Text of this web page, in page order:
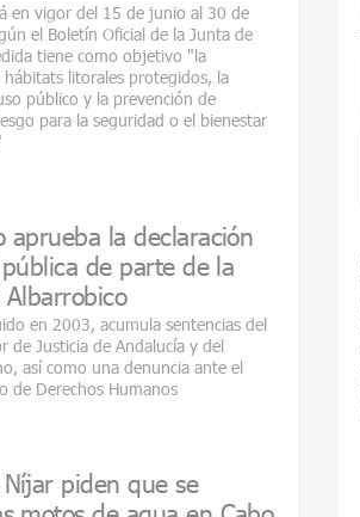
en vigor del 15 de junio al 30 de
el Boletín Oficial de la Junta de
tiene como objetivo "la
hábitats litorales protegidos, la
público y la prevención de
para la seguridad o el bienestar
aprueba la declaración
de parte de la
en 2003, acumula sentencias del
de Justicia de Andalucía y del
así como una denuncia ante el
de Derechos Humanos
piden que se